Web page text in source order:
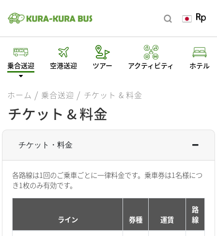
乗合送迎 空港送迎 ツアー アクティビティ ホテル
ホーム 乗合送迎 チケット & 料金
チケット & 料金
チケット・料金
各路線は1回のご乗車ごとに一律料金です。乗車券は1名様につ
き1枚のみ有効です。
ライン 券種 運賃
路
線